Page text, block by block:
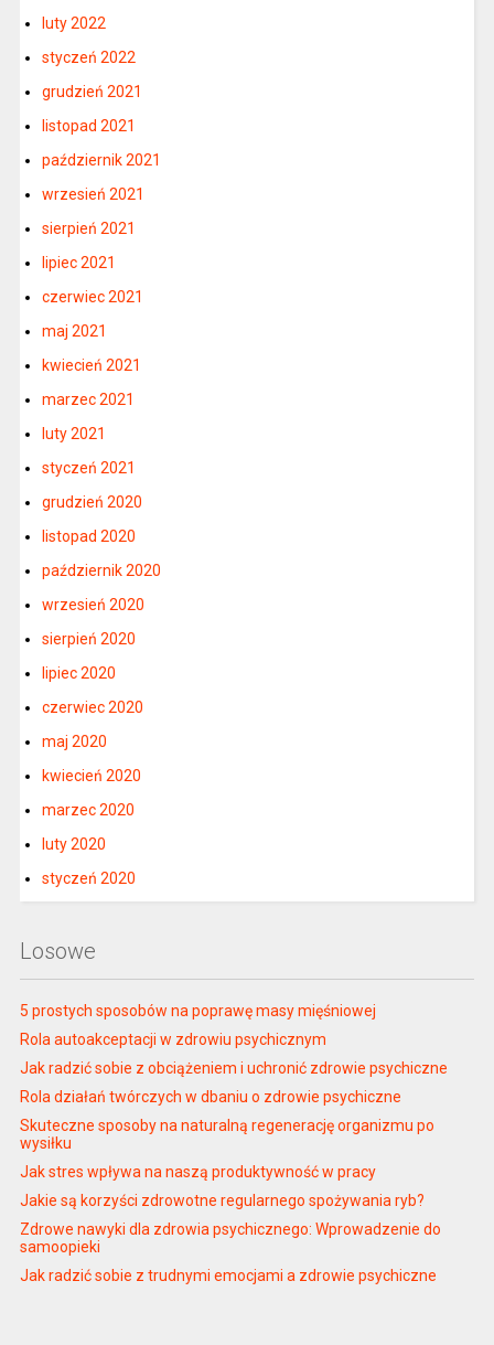
luty 2022
styczeń 2022
grudzień 2021
listopad 2021
październik 2021
wrzesień 2021
sierpień 2021
lipiec 2021
czerwiec 2021
maj 2021
kwiecień 2021
marzec 2021
luty 2021
styczeń 2021
grudzień 2020
listopad 2020
październik 2020
wrzesień 2020
sierpień 2020
lipiec 2020
czerwiec 2020
maj 2020
kwiecień 2020
marzec 2020
luty 2020
styczeń 2020
Losowe
5 prostych sposobów na poprawę masy mięśniowej
Rola autoakceptacji w zdrowiu psychicznym
Jak radzić sobie z obciążeniem i uchronić zdrowie psychiczne
Rola działań twórczych w dbaniu o zdrowie psychiczne
Skuteczne sposoby na naturalną regenerację organizmu po
wysiłku
Jak stres wpływa na naszą produktywność w pracy
Jakie są korzyści zdrowotne regularnego spożywania ryb?
Zdrowe nawyki dla zdrowia psychicznego: Wprowadzenie do
samoopieki
Jak radzić sobie z trudnymi emocjami a zdrowie psychiczne